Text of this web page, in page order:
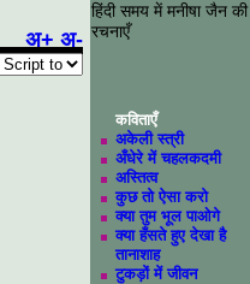
अ+ अ-
हिंदी समय में मनीषा जैन की
रचनाएँ
कविताएँ
अकेली स्त्री
अँधेरे में चहलकदमी
अस्तित्व
कुछ तो ऐसा करो
क्या तुम भूल पाओगे
क्या हँसते हुए देखा है
तानाशाह
टुकड़ों में जीवन